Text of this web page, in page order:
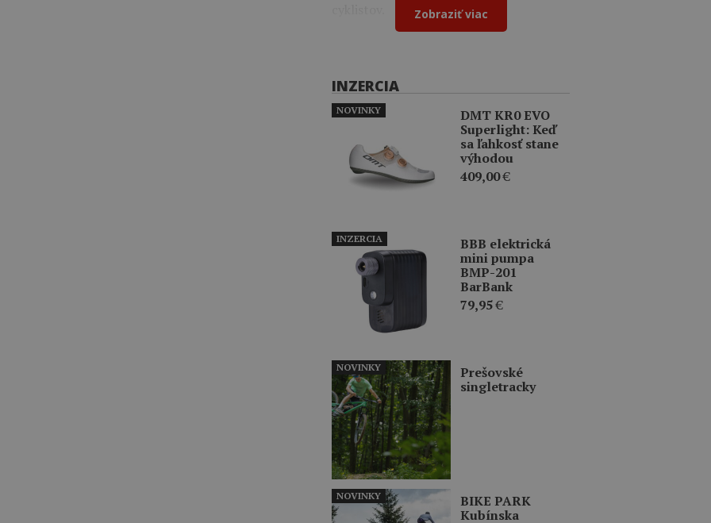
Zobraziť viac
INZERCIA
DMT KR0 EVO
Superlight: Keď
sa ľahkosť stane
výhodou
409,00€
NOVINKY
BBB elektrická
mini pumpa
BMP-201
BarBank
79,95€
INZERCIA
Prešovské
singletracky
NOVINKY
BIKE PARK
Kubínska
NOVINKY